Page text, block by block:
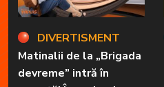
DIVERTISMENT
Matinalii de la „Brigada
devreme” intră în